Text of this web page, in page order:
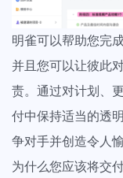
明雀可以帮助您完
并且您可以让彼此
责。通过对计划、
付中保持适当的透
争对手并创造令人
为什么您应该将交